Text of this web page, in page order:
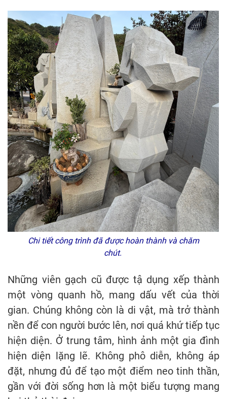
Chi tiết công trình đã được hoàn thành và chăm
chút.
Những viên gạch cũ được tậ dụng xếp thành
một vòng quanh hồ, mang dấu vết của thời
gian. Chúng không còn là di vật, mà trở thành
nền để con người bước lên, nơi quá khứ tiếp tục
hiện diện. Ở trung tâm, hình ảnh một gia đình
hiện diện lặng lẽ. Không phô diễn, không áp
đặt, nhưng đủ để tạo một điểm neo tinh thần,
gần với đời sống hơn là một biểu tượng mang